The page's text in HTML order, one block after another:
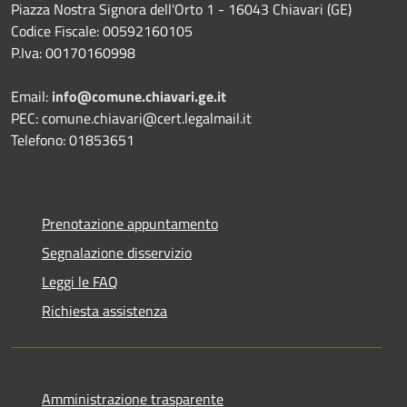
Piazza Nostra Signora dell'Orto 1 - 16043 Chiavari (GE)
Codice Fiscale: 00592160105
P.Iva: 00170160998
Email: info@comune.chiavari.ge.it
PEC: comune.chiavari@cert.legalmail.it
Telefono: 01853651
Prenotazione appuntamento
Segnalazione disservizio
Leggi le FAQ
Richiesta assistenza
Amministrazione trasparente